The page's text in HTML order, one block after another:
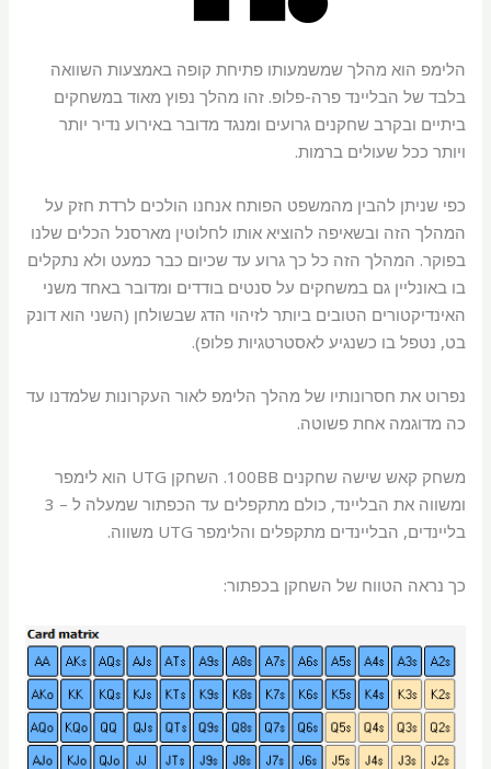
הלימפ הוא מהלך שמשמעותו פתיחת קופה באמצעות השוואה
בלבד של הבליינד פרה-פלופ. זהו מהלך נפוץ מאוד במשחקים
ביתיים ובקרב שחקנים גרועים ומנגד מדובר באירוע נדיר יותר
ויותר ככל שעולים ברמות.
כפי שניתן להבין מהמשפט הפותח אנחנו הולכים לרדת חזק על
המהלך הזה ובשאיפה להוציא אותו לחלוטין מארסנל הכלים שלנו
בפוקר. המהלך הזה כל כך גרוע עד שכיום כבר כמעט ולא נתקלים
בו באונליין גם במשחקים על סנטים בודדים ומדובר באחד משני
האינדיקטורים הטובים ביותר לזיהוי הדג שבשולחן (השני הוא דונק
בט, נטפל בו כשנגיע לאסטרטגיות פלופ).
נפרוט את חסרונותיו של מהלך הלימפ לאור העקרונות שלמדנו עד
כה מדוגמה אחת פשוטה.
משחק קאש שישה שחקנים 100BB. השחקן UTG הוא לימפר
ומשווה את הבליינד, כולם מתקפלים עד הכפתור שמעלה ל – 3
בליינדים, הבליינדים מתקפלים והלימפר UTG משווה.
כך נראה הטווח של השחקן בכפתור: